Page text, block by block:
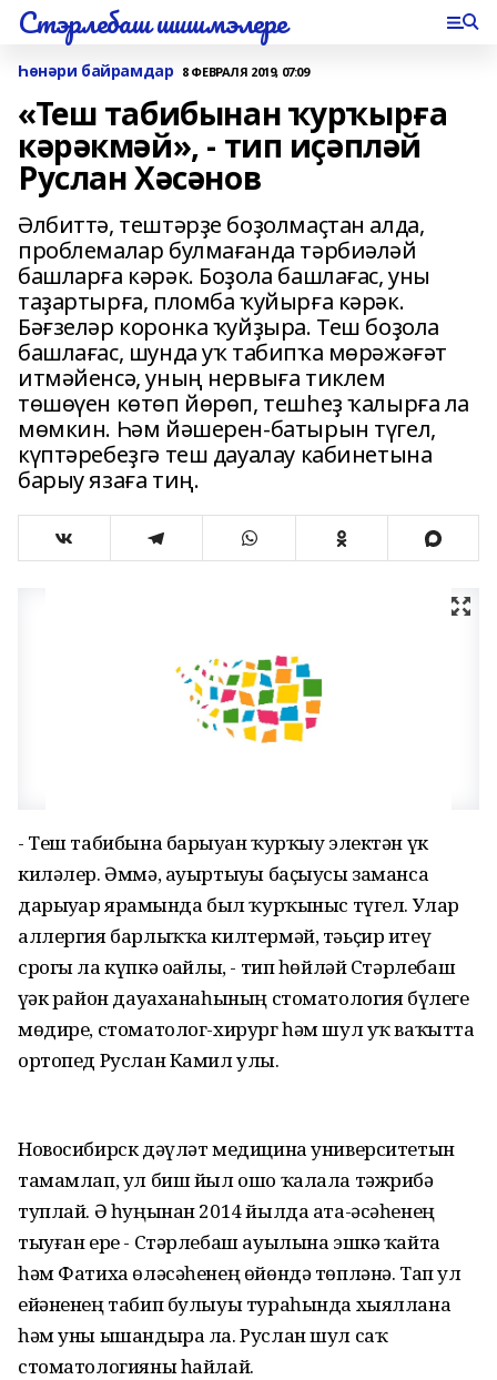
Стэрлебаш шишмэлере
Һөнәри байрамдар 8 ФЕВРАЛЯ 2019, 07:09
«Теш табибынан ҡурҡырға
кәрәкмәй», - тип иҫәпләй
Руслан Хәсәнов
Әлбиттә, тештәрҙе боҙолмаҫтан алда,
проблемалар булмағанда тәрбиәләй
башларға кәрәк. Боҙола башлағас, уны
таҙартырға, пломба ҡуйырға кәрәк.
Бәғзеләр коронка ҡуйҙыра. Теш боҙола
башлағас, шунда уҡ табипҡа мөрәжәғәт
итмәйенсә, уның нервыға тиклем
төшөүен көтөп йөрөп, тешһеҙ ҡалырға ла
мөмкин. Һәм йәшерен-батырын түгел,
күптәребеҙгә теш дауалау кабинетына
барыу язаға тиң.
- Теш табибына барыуҙан ҡурҡыу электән үк
киләлер. Әммә, ауыртыуҙы баҫыусы заманса
дарыуҙар ярҙамында был ҡурҡыныс түгел. Улар
аллергия барлыҡҡа килтермәй, тәьҫир итеү
срогы ла күпкә оҙайлы, - тип һөйләй Стәрлебаш
үҙәк район дауаханаһының стоматология бүлеге
мөдире, стоматолог-хирург һәм шул уҡ ваҡытта
ортопед Руслан Камил улы.
Новосибирск дәүләт медицина университетын
тамамлап, ул биш йыл ошо ҡалала тәжрибә
туплай. Ә һуңынан 2014 йылда ата-әсәһенең
тыуған ере - Стәрлебаш ауылына эшкә ҡайта
һәм Фатиха өләсәһенең өйөндә төпләнә. Тап ул
ейәненең табип булыуы тураһында хыяллана
һәм уны ышандыра ла. Руслан шул саҡ
стоматологияны һайлай.